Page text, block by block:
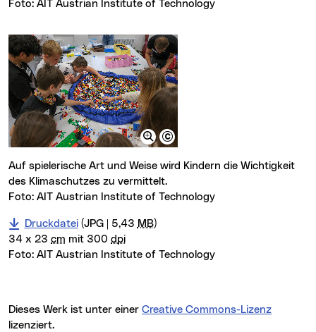
Foto: AIT Austrian Institute of Technology
Auf spielerische Art und Weise wird Kindern die Wichtigkeit
des Klimaschutzes zu vermittelt.
Foto: AIT Austrian Institute of Technology
Druckdatei(JPG | 5,43 MB)
34 x 23 cm mit 300 dpi
Foto: AIT Austrian Institute of Technology
Dieses Werk ist unter einer Creative Commons-Lizenz
lizenziert.